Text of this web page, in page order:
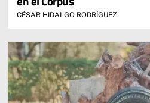
CÉSAR HIDALGO RODRÍGUEZ